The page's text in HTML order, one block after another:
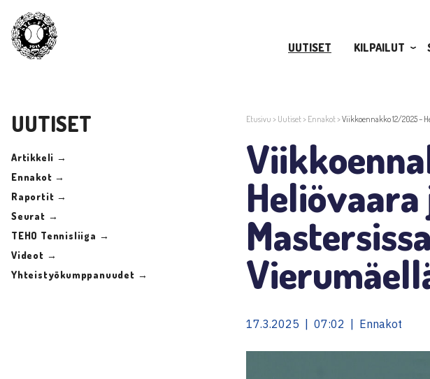
UUTISET
KILPAILUT
UUTISET
Artikkeli →
Ennakot →
Raportit →
Seurat →
TEHO Tennisliiga →
Videot →
Yhteistyökumppanuudet →
Etusivu > Uutiset> Ennakot>Viikkoennakko 12/2025 –
17.3.2025 | 07:02 | Ennakot